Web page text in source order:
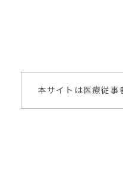
本サイトは医療従事